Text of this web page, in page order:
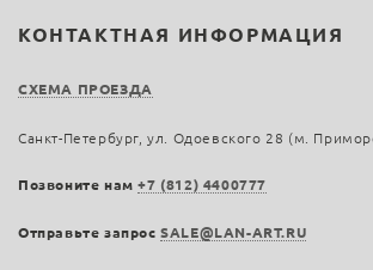
КОНТАКТНАЯ ИНФОРМАЦИЯ
СХЕМА ПРОЕЗДА
Санкт-Петербург, ул. Одоевского 28 (м.
Позвоните нам+7 (812) 4400777
Отправьте запросSALE@LAN-ART.RU